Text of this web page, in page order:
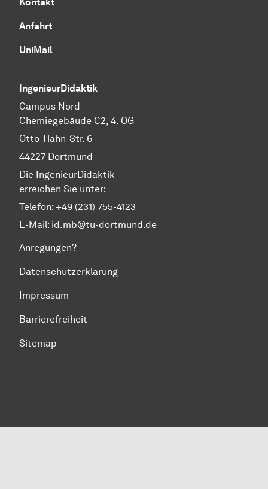
Anfahrt
UniMail
IngenieurDidaktik
Campus Nord
Chemiegebäude C2, 4. OG
Otto-Hahn-Str. 6
44227 Dortmund
Die IngenieurDidaktik
erreichen Sie unter:
Telefon: +49 (231) 755-4123
E-Mail: id.mb@tu-dortmund.de
Anregungen?
Datenschutzerklärung
Impressum
Barrierefreiheit
Sitemap